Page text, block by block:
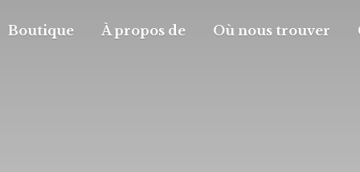
Boutique À propos de Où nous trouver